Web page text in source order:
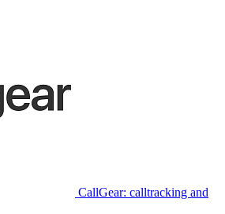
CallGear: calltracking and